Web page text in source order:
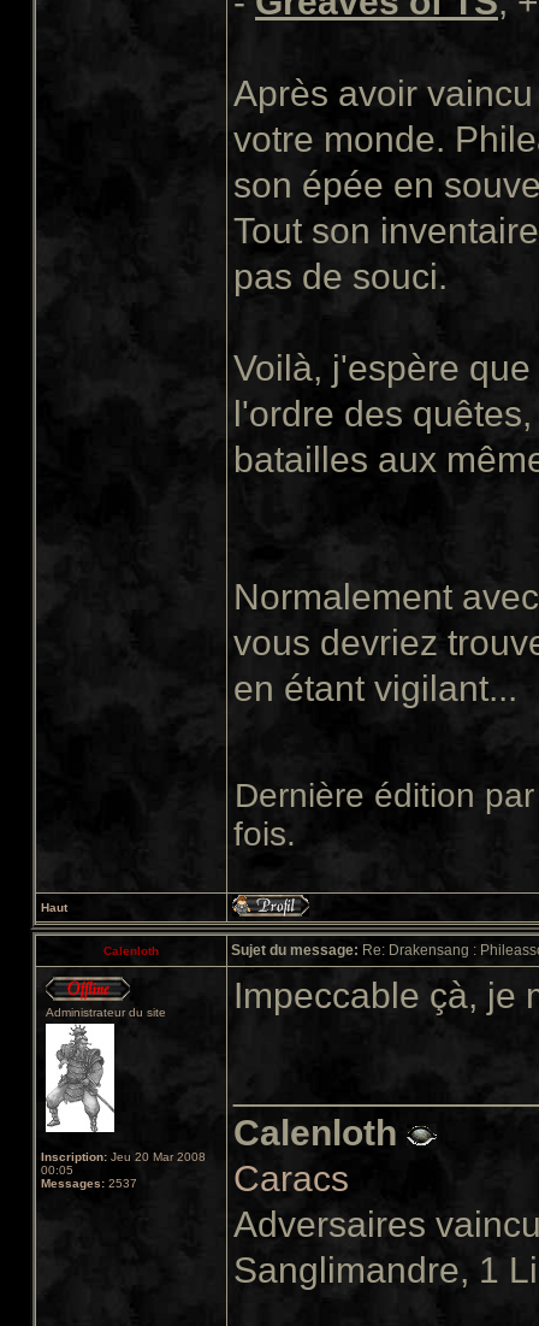
Après avoir
votre monde.
son épée en
Tout son
pas de souci.
Voilà, j'espère
l'ordre des
batailles aux
Normalement
vous devriez
en étant vigilant...
Dernière édition
fois.
Haut
Calenloth Sujet du message: Re: Drakensang :
Administrateur du site
Inscription: Jeu 20 Mar 2008
00:05
Messages: 2537
Impeccable çà, je
Calenloth
Caracs
Adversaires
Sanglimandre, 1